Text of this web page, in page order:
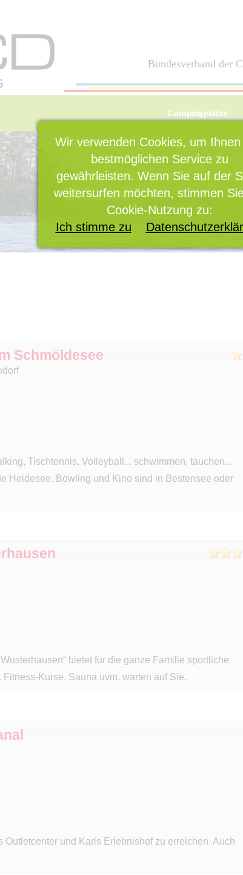
Bundesverband der
Campingplätze
Schmöldesee
Tischtennis, Volleyball... schwimmen, tauchen...
Heidesee. Bowling und Kino sind in Bestensee oder
bietet für die ganze Familie sportliche
Kurse, Sauna uvm. warten auf Sie.
Outletcenter und Karls Erlebnishof zu erreichen. Auch
Wir verwenden Cookies, um Ihnen
bestmöglichen Service zu
gewährleisten. Wenn Sie auf der
weitersurfen möchten, stimmen
Cookie-Nutzung zu:
Ich stimme zu